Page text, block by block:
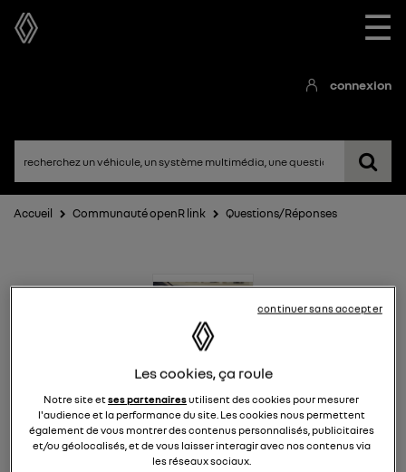
☰
connexion
Accueil Communauté openR link Questions/Réponses
openR link
Système Multimédia Renault Group
412membres
Les cookies, ça roule
Notre site etses partenairesutilisent des cookies pour mesurer
l'audience et la performance du site. Les cookies nous permettent
également de vous montrer des contenus personnalisés, publicitaires
et/ou géolocalisés, et de vous laisser interagir avec nos contenus via
les réseaux sociaux.
continuer sans accepter